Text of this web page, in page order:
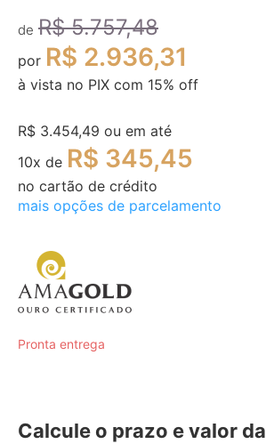
imagens
de R$ 5.757,48
por R$ 2.936,31
à vista no PIX com 15% off
R$ 3.454,49 ou em até
10x de R$ 345,45
no cartão de crédito
mais opções de parcelamento
Pronta entrega
Calcule o prazo e valor